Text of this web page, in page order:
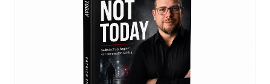
Angeboten vorbereitet. Alle Termine und
Anmeldungen findet ihr unter: https://team-
sakura.de/fsz/events Karate in Köln-Nippes mit Luin
- Für Kinder von 3 bis 6 Jahren sowie von 6 bis 12
12.08., 17.08., 19.08., 24.08., 26.08. und 31.08.